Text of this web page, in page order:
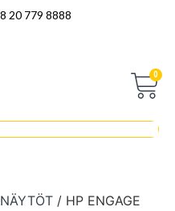
20 779 8888
0
/ HP ENGAGE